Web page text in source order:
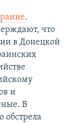
.
что
в Донецкой
и
В
обстрела